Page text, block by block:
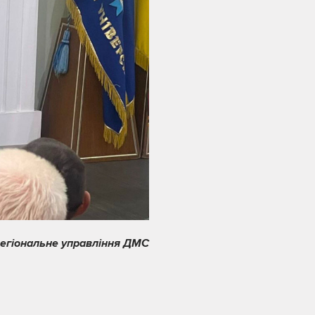
управління ДМС